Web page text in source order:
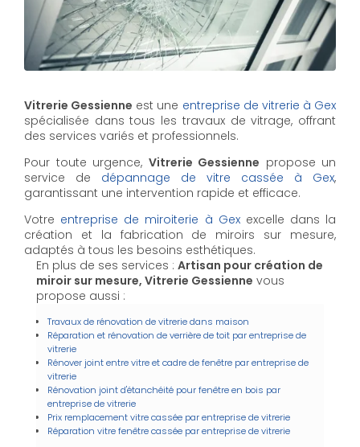
Vitrerie Gessienne est une entreprise de vitrerie à Gex
spécialisée dans tous les travaux de vitrage, offrant
des services variés et professionnels.
Pour toute urgence, Vitrerie Gessienne propose un
service de dépannage de vitre cassée à Gex,
garantissant une intervention rapide et efficace.
Votre entreprise de miroiterie à Gexexcelle dans la
création et la fabrication de miroirs sur mesure,
adaptés à tous les besoins esthétiques.
En plus de ses services : Artisan pour création de
miroir sur mesure, Vitrerie Gessienne vous
propose aussi :
Travaux de rénovation de vitrerie dans maison
Réparation et rénovation de verrière de toit par entreprise de
vitrerie
Rénover joint entre vitre et cadre de fenêtre par entreprise de
vitrerie
Rénovation joint d'étanchéité pour fenêtre en bois par
entreprise de vitrerie
Prix remplacement vitre cassée par entreprise de vitrerie
Réparation vitre fenêtre cassée par entreprise de vitrerie